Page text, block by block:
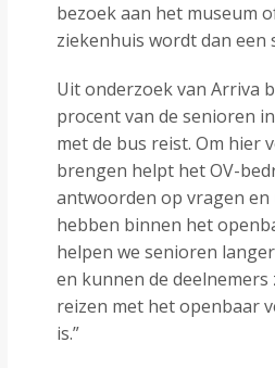
bezoek aan het museum
ziekenhuis wordt dan een
Uit onderzoek van Arriva
procent van de senioren
met de bus reist. Om hier
brengen helpt het OV-
antwoorden op vragen
hebben binnen het
helpen we senioren
en kunnen de
reizen met het openbaar
is.”